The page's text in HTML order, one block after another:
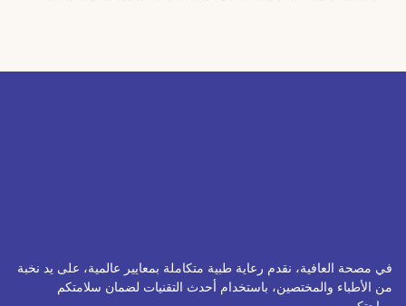
في مصحة العافية، نقدم رعاية طبية متكاملة بمعايير عالمية، على يد نخبة
من الأطباء والمختصين، باستخدام أحدث التقنيات لضمان سلامتكم